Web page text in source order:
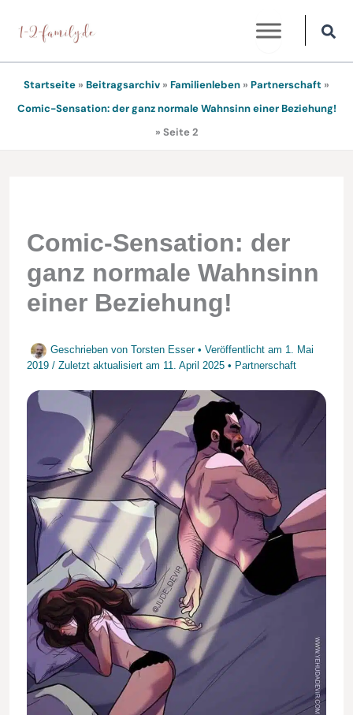
Inhalt
springen
Startseite » Beitragsarchiv » Familienleben » Partnerschaft »
Comic-Sensation: der ganz normale Wahnsinn einer Beziehung!
» Seite 2
Comic-Sensation: der
ganz normale Wahnsinn
einer Beziehung!
Geschrieben von Torsten Esser • Veröffentlicht am 1. Mai
2019 / Zuletzt aktualisiert am 11. April 2025• Partnerschaft